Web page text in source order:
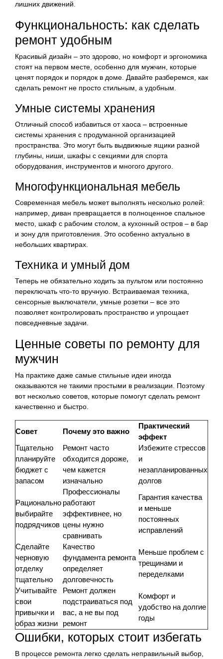
лишних движений.
Функциональность: как сделать
ремонт удобным
Красивый дизайн – это здорово, но комфорт и эргономика
стоят на первом месте, особенно для мужчин, которые
ценят порядок и порядок в доме. Давайте разберемся, как
сделать ремонт не просто стильным, а удобным.
Умные системы хранения
Отличный способ избавиться от хаоса – встроенные
системы хранения с продуманной организацией
пространства. Это могут быть выдвижные ящики разной
глубины, ниши, шкафы с секциями для спорта
оборудования, инструментов и многого другого.
Многофункциональная мебель
Современная мебель может выполнять несколько ролей:
например, диван превращается в полноценное спальное
место, шкаф с рабочим столом, а кухонный остров – в бар
и зону для приготовления. Это особенно актуально в
небольших квартирах.
Техника и умный дом
Теперь не обязательно ходить за пультом или постоянно
переключать что-то вручную. Встраиваемая техника,
сенсорные выключатели, умные розетки – все это
позволяет контролировать пространство и упрощает
повседневные задачи.
Ценные советы по ремонту для
мужчин
На практике даже самые стильные идеи иногда
оказываются не такими простыми в реализации. Поэтому
вот несколько советов, которые помогут сделать ремонт
качественно и быстро.
Совет Почему это важно
Практический
эффект
Тщательно
планируйте
бюджет с
запасом
Ремонт часто
обходится дороже,
чем кажется
изначально
Избежите стрессов
и
незапланированных
долгов
Рационально
выбирайте
подрядчиков
Профессионалы
работают
эффективнее, но
цены нужно
сравнивать
Гарантия качества
и меньше
постоянных
исправлений
Сделайте
черновую
отделку
тщательно
Качество
фундамента ремонта
определяет
долговечность
Меньше проблем с
трещинами и
переделками
Учитывайте
свои
привычки и
образ жизни
Ремонт должен
подстраиваться под
вас, а не вы под
ремонт
Комфорт и
удобство на долгие
годы
Ошибки, которых стоит избегать
В процессе ремонта легко сделать неправильный выбор,